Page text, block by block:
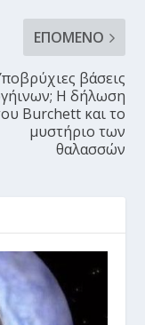
ΕΠΌΜΕΝΟ
βάσεις
Η δήλωση
Burchett και το
μυστήριο των
θαλασσών